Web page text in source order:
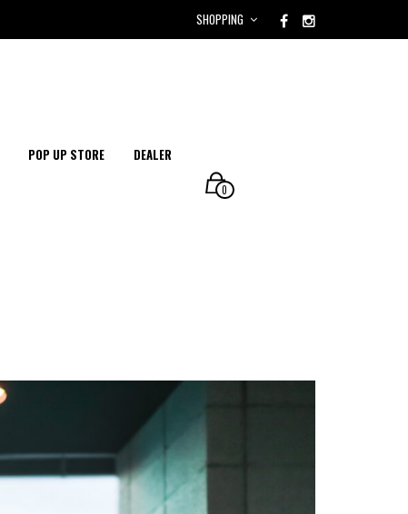
SHOPPING
POP UP STORE
DEALER
0